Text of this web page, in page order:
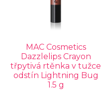
MAC Cosmetics
Dazzlelips Crayon
třpytivá rtěnka v tužce
odstín Lightning Bug
1.5 g